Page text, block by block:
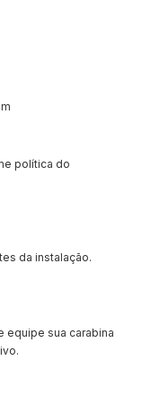
política do
da instalação.
equipe sua carabina